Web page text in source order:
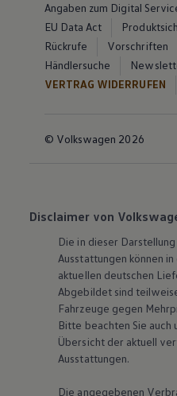
Angaben zum Digital
EU Data Act
Rückrufe
Vorschriften
Händlersuche
VERTRAG WIDERRUFEN
© Volkswagen 2026
Disclaimer von
Die in dieser
Ausstattungen können
aktuellen deutschen
Abgebildet sind
Fahrzeuge gegen
Bitte beachten Sie
Übersicht der aktuell
Ausstattungen.
Die angegebenen